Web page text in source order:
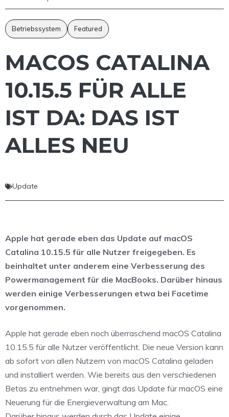
Betriebssystem Featured
MACOS CATALINA
10.15.5 FÜR ALLE
IST DA: DAS IST
ALLES NEU
Update
Apple hat gerade eben das Update auf macOS
Catalina 10.15.5 für alle Nutzer freigegeben. Es
beinhaltet unter anderem eine Verbesserung des
Powermanagement für die MacBooks. Darüber hinaus
werden einige Verbesserungen etwa bei Facetime
vorgenommen.
Apple hat gerade eben noch überraschend macOS Catalina
10.15.5 für alle Nutzer veröffentlicht. Die neue Version kann
ab sofort von allen Nutzern von macOS Catalina geladen
und installiert werden. Wie bereits aus den verschiedenen
Betas zu entnehmen war, gingt das Update für macOS eine
Neuerung für die Energieverwaltung am Mac.